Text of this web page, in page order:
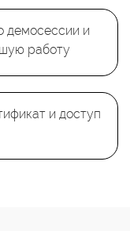
демосессии и
работу
и доступ